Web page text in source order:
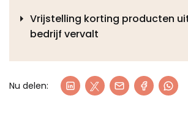
Vrijstelling korting producten
bedrijf vervalt
Nu delen: